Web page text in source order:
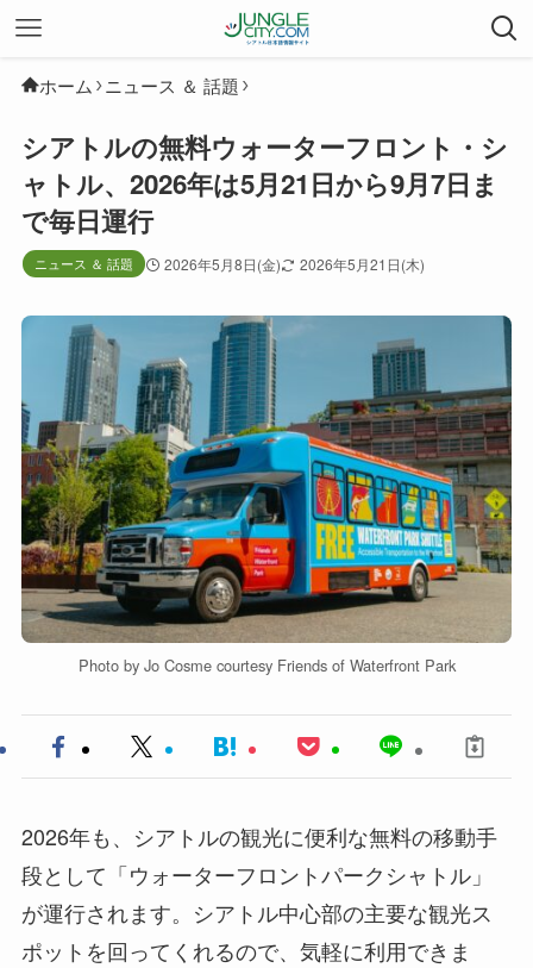
ホーム ニュース ＆ 話題
シアトルの無料ウォーターフロント・シ
ャトル、2026年は5月21日から9月7日ま
で毎日運行
ニュース ＆ 話題 2026年5月8日(金) 2026年5月21日(木)
Photo by Jo Cosme courtesy Friends of Waterfront Park
2026年も、シアトルの観光に便利な無料の移動手
段として「ウォーターフロントパークシャトル」
が運行されます。シアトル中心部の主要な観光ス
ポットを回ってくれるので、気軽に利用できま